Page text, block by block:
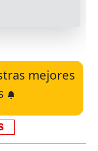
mejores